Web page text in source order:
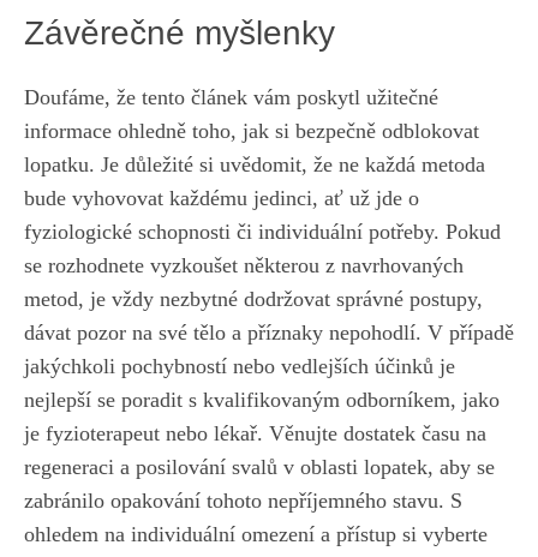
Závěrečné myšlenky
Doufáme, že tento článek vám poskytl užitečné
informace ohledně toho, jak si bezpečně odblokovat
lopatku. Je důležité si uvědomit, že ne každá metoda
bude vyhovovat každému jedinci, ať už jde o
fyziologické schopnosti či individuální potřeby. Pokud
se rozhodnete vyzkoušet některou z navrhovaných
metod, je vždy nezbytné dodržovat správné postupy,
dávat pozor na své tělo a příznaky nepohodlí. V případě
jakýchkoli pochybností nebo vedlejších účinků je
nejlepší se poradit s kvalifikovaným odborníkem, jako
je fyzioterapeut nebo lékař. Věnujte dostatek času na
regeneraci a posilování svalů v oblasti lopatek, aby se
zabránilo opakování tohoto nepříjemného stavu. S
ohledem na individuální omezení a přístup si vyberte